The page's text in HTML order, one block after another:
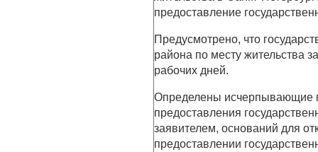
предоставление
Предусмотрено, что
района по месту жительства
рабочих дней.
Определены исчерпывающие
предоставления
заявителем, оснований для
предоставлении